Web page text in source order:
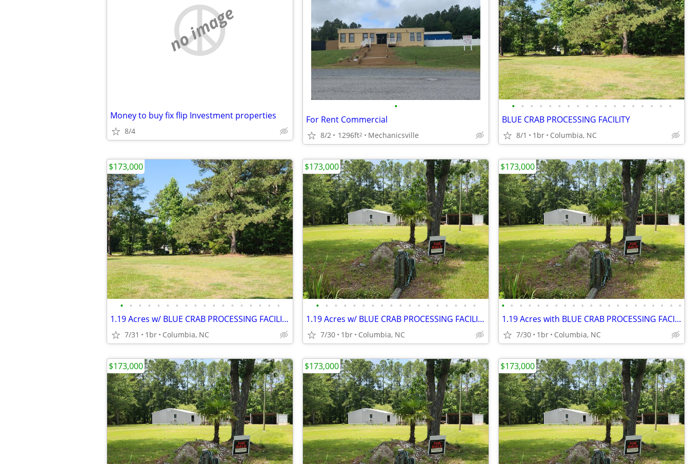
no image
Money to buy fix flip Investment properties
8/4
•
For Rent Commercial
8/2 1296ft2 Mechanicsville
• • • • • • • • • • • • • • • • • •
BLUE CRAB PROCESSING FACILITY
8/1 1br Columbia, NC
• • • • • • • • • • • • • • • • • •
1.19 Acres w/ BLUE CRAB PROCESSING FACILITY
7/31 1br Columbia, NC
$173,000
• • • • • • • • • • • • • • • • • •
1.19 Acres w/ BLUE CRAB PROCESSING FACILITY
7/30 1br Columbia, NC
$173,000
• • • • • • • • • • • • • • • • • • • • •
1.19 Acres with BLUE CRAB PROCESSING FACILITY
7/30 1br Columbia, NC
$173,000
$173,000 $173,000 $173,000